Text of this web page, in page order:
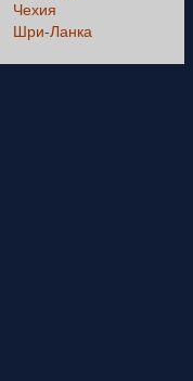
Чехия
Шри-Ланка